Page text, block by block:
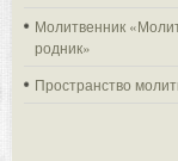
Молитвенник
родник»
Пространство